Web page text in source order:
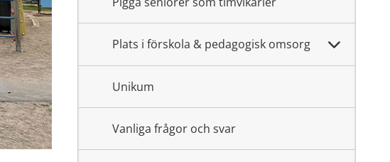
Plats i förskola & pedagogisk omsorg
Unikum
Vanliga frågor och svar